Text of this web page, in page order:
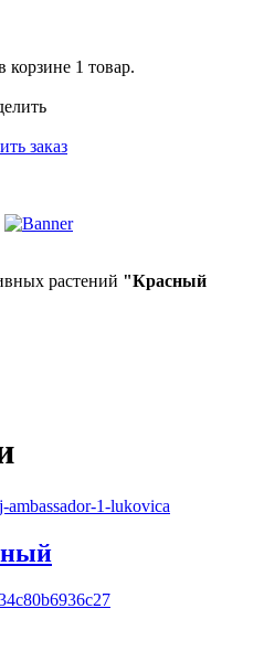
корзине 1 товар.
заказ
растений "Красный